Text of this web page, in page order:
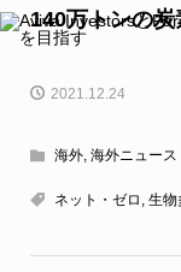
140万トンの
2021.12.24
海外, 海外ニュース
ネット・ゼロ , 生物